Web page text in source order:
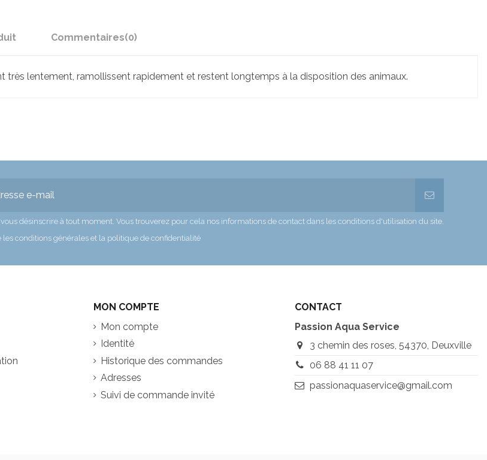
Commentaires(0)
très lentement, ramollissent rapidement et restent longtemps à la disposition des animaux.
désinscrire à tout moment. Vous trouverez pour cela nos informations de contact dans les conditions d'utilisation du site.
les conditions générales et la politique de confidentialité
MON COMPTE
Mon compte
Identité
Historique des commandes
Adresses
Suivi de commande invité
CONTACT
Passion Aqua Service
3 chemin des roses, 54370, Deuxville
06 88 41 11 07
passionaquaservice@gmail.com